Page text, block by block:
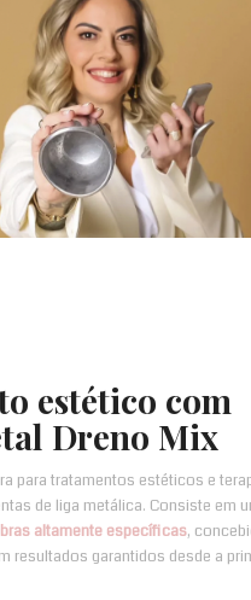
estético com
Dreno Mix
para tratamentos estéticos e
de liga metálica. Consiste em
altamente específicas,
resultados garantidos desde a